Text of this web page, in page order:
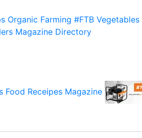
Organic Farming #FTB Vegetables
Magazine Directory
Food Receipes Magazine